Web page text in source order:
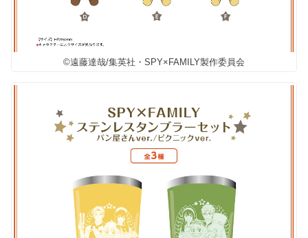
©遠藤達哉/集英社・SPY×FAMILY製作委員会